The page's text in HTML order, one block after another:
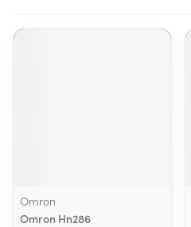
Omron
Omron Hn286